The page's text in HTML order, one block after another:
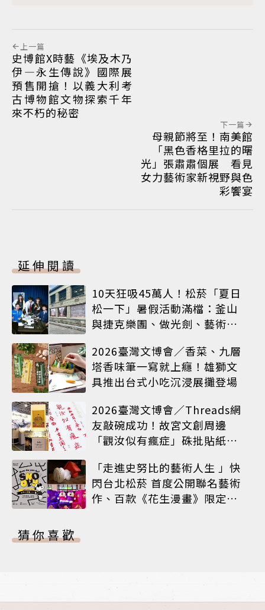
上一篇
史博館X時藝《埃及木乃
伊—永生傳說》國際展
預售開搶！以義大利考
古博物館文物探索千年
來不朽的秘密
下一篇
母親節將至！南美館
「黑色香格里拉的曙
光」張肅肅個展 看見
女力藝術家新視野與色
彩饗宴
延伸閱讀
10天狂吸45萬人！松菸「夏日
松一下」暑假活動滿檔：釜山
與捷克樂團、做光劍、藝術窗
2026臺灣文博會／香菜、九層
塔香味筆一寫就上癮！雄獅文
具推出台式小吃沉浸展攤登場
2026臺灣文博會／Threads網
友敲碗成功！故宮文創周邊
「觀汝似有瘋症」硃批貼紙搶
「走進史努比的藝術人生 」快
閃台北松菸 首度公開聯名藝術
作、百款《花生漫畫》限定商
猜你喜歡